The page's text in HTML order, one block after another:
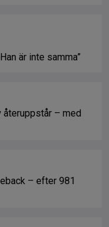
är inte samma”
återuppstår – med
– efter 981